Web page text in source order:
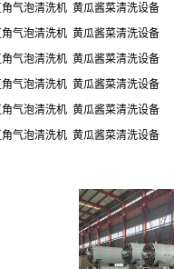
气泡清洗机 黄瓜酱菜清洗设备
气泡清洗机 黄瓜酱菜清洗设备
气泡清洗机 黄瓜酱菜清洗设备
气泡清洗机 黄瓜酱菜清洗设备
气泡清洗机 黄瓜酱菜清洗设备
气泡清洗机 黄瓜酱菜清洗设备